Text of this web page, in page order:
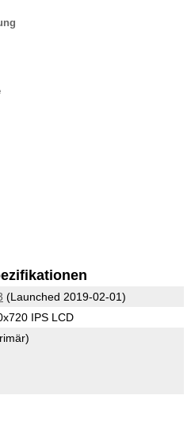
(Launched 2019-02-01)
IPS LCD